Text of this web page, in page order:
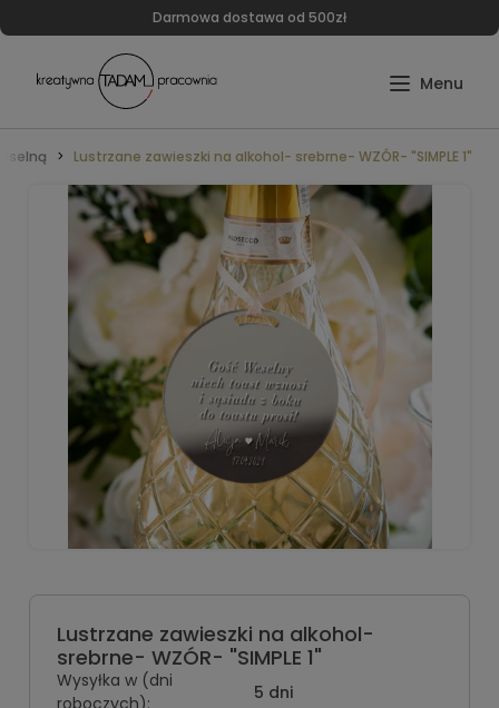
Darmowa dostawa od 500zł
Lustrzane zawieszki na alkohol- srebrne- WZÓR- "SIMPLE 1"
Lustrzane zawieszki na alkohol-
srebrne- WZÓR- "SIMPLE 1"
Wysyłka w (dni
roboczych):
5 dni